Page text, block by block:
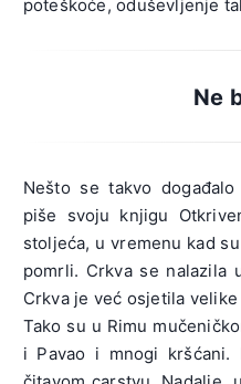
poteškoće, oduševljenje
Ne
Nešto se takvo
piše svoju knjigu
stoljeća, u vremenu kad
pomrli. Crkva se nalazila
Crkva je već osjetila
Tako su u Rimu
i Pavao i mnogi kršćani.